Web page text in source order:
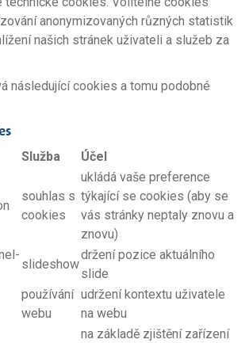
anonymizovaných různých statistik
našich stránek uživateli a služeb za
následující cookies a tomu podobné
Služba Účel
souhlas s
cookies
ukládá vaše preference
týkající se cookies (aby se
vás stránky neptaly znovu a
znovu)
slideshow
držení pozice aktuálního
slide
používání
webu
udržení kontextu uživatele
na webu
na základě zjištění zařízení